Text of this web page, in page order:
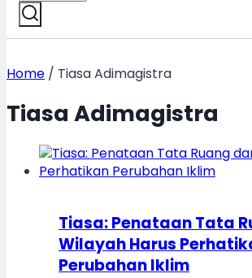
Home / Tiasa Adimagistra
Tiasa Adimagistra
Tiasa: Penataan Tata
Wilayah Harus
Perubahan Iklim